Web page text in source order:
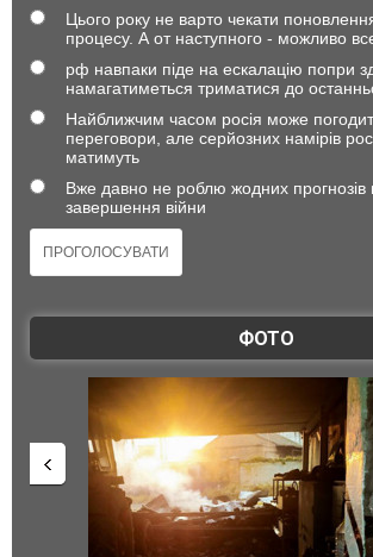
Цього року не варто чекати
процесу. А от наступного - можливо
рф навпаки піде на ескалацію попри
намагатиметься триматися до
Найближчим часом росія може
переговори, але серйозних намірів
матимуть
Вже давно не роблю жодних
завершення війни
ФОТО